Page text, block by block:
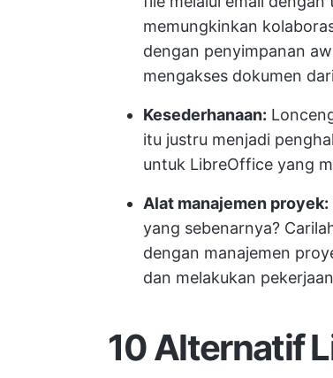
memungkinkan
dengan penyimpanan
mengakses dokumen
Kesederhanaan:
itu justru menjadi
untuk LibreOffice yang
Alat manajemen proyek:
yang sebenarnya?
dengan manajemen
dan melakukan
10 Alternatif